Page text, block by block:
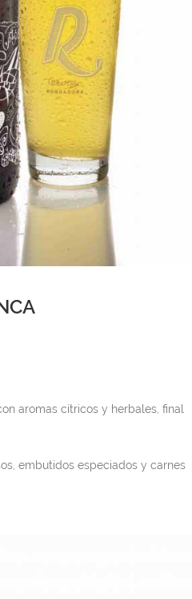
aromas cítricos y herbales, final
embutidos especiados y carnes